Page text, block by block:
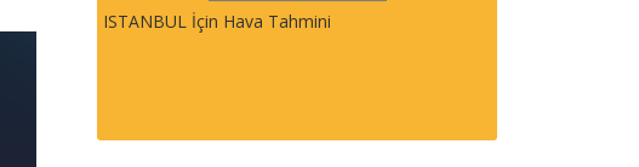
ISTANBUL İçin Hava Tahmini